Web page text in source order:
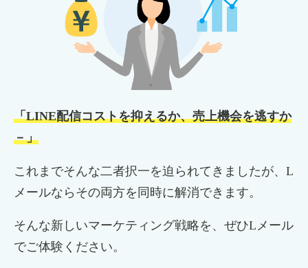
「LINE配信コストを抑えるか、売上機会を逃すか
－」
これまでそんな二者択一を迫られてきましたが、L
メールならその両方を同時に解消できます。
そんな新しいマーケティング戦略を、ぜひLメール
でご体験ください。